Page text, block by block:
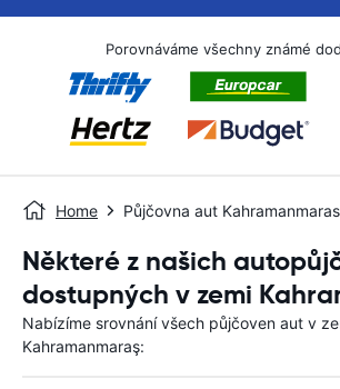
Porovnáváme všechny známé
Home Půjčovna aut Kahramanmaras
Některé z našich
dostupných v zemi
Nabízíme srovnání všech půjčoven aut v
Kahramanmaraş: